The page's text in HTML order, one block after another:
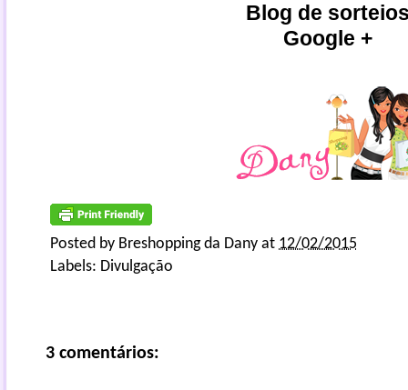
Blog de
Google +
Posted by Breshopping da Dany at 12/02/2015
Labels: Divulgação
3 comentários: